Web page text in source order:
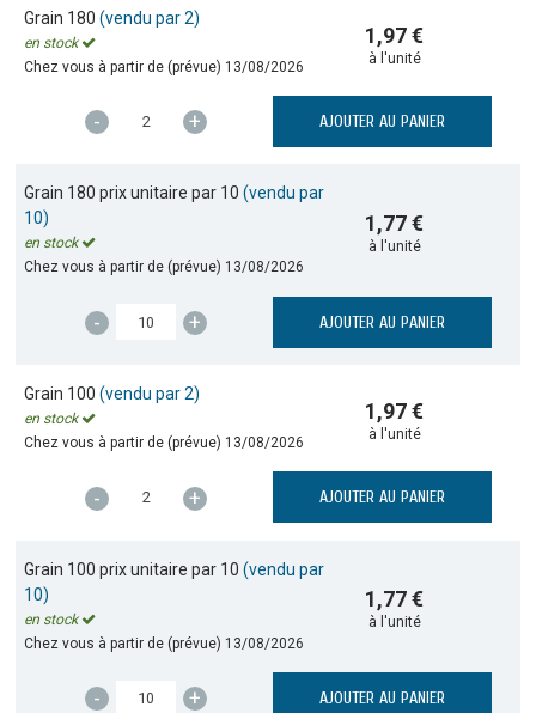
Grain 180(vendu par 2)
en stock
Chez vous à partir de (prévue) 13/08/2026
1,97 €
à l'unité
- + AJOUTER AU PANIER
Grain 180 prix unitaire par 10(vendu par
10)
en stock
Chez vous à partir de (prévue) 13/08/2026
1,77 €
à l'unité
- + AJOUTER AU PANIER
Grain 100(vendu par 2)
en stock
Chez vous à partir de (prévue) 13/08/2026
1,97 €
à l'unité
- + AJOUTER AU PANIER
Grain 100 prix unitaire par 10(vendu par
10)
en stock
Chez vous à partir de (prévue) 13/08/2026
1,77 €
à l'unité
- + AJOUTER AU PANIER